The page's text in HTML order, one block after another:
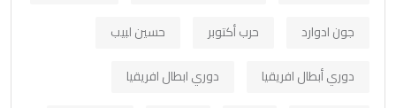
جون ادوارد
حرب أكتوبر
حسين لبيب
دوري أبطال افريقيا
دوري ابطال افريقيا